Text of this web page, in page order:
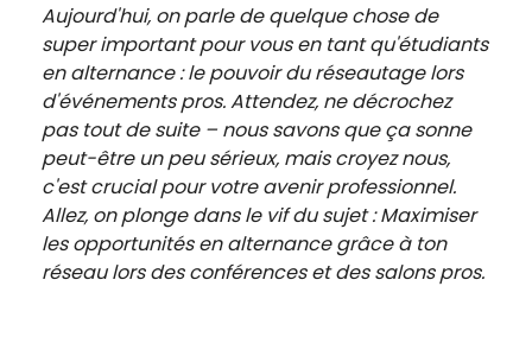
Aujourd'hui, on parle de quelque chose de
super important pour vous en tant qu'étudiants
en alternance : le pouvoir du réseautage lors
d'événements pros. Attendez, ne décrochez
pas tout de suite – nous savons que ça sonne
peut-être un peu sérieux, mais croyez nous,
c'est crucial pour votre avenir professionnel.
Allez, on plonge dans le vif du sujet : Maximiser
les opportunités en alternance grâce à ton
réseau lors des conférences et des salons pros.